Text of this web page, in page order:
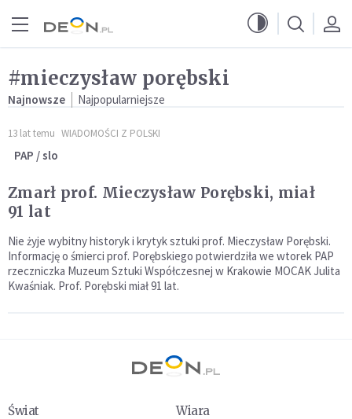
#mieczysław porębski
Najnowsze Najpopularniejsze
13 lat temu WIADOMOŚCI Z POLSKI
PAP / slo
Zmarł prof. Mieczysław Porębski, miał
91 lat
Nie żyje wybitny historyk i krytyk sztuki prof. Mieczysław Porębski.
Informację o śmierci prof. Porębskiego potwierdziła we wtorek PAP
rzeczniczka Muzeum Sztuki Współczesnej w Krakowie MOCAK Julita
Kwaśniak. Prof. Porębski miał 91 lat.
Świat
Wiara